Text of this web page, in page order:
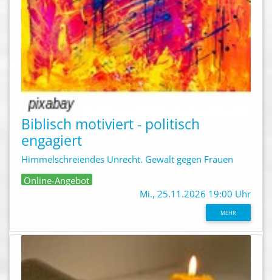
Biblisch motiviert - politisch
engagiert
Himmelschreiendes Unrecht. Gewalt gegen Frauen
Online-Angebot
Mi., 25.11.2026 19:00 Uhr
MEHR